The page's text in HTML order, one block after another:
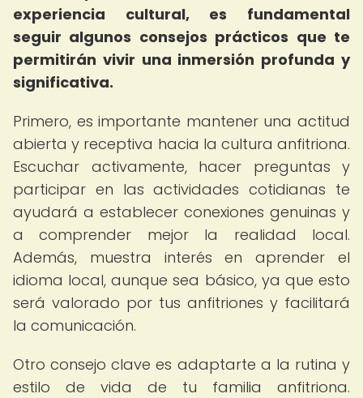
experiencia cultural, es fundamental
seguir algunos consejos prácticos que te
permitirán vivir una inmersión profunda y
significativa.
Primero, es importante mantener una actitud
abierta y receptiva hacia la cultura anfitriona.
Escuchar activamente, hacer preguntas y
participar en las actividades cotidianas te
ayudará a establecer conexiones genuinas y
a comprender mejor la realidad local.
Además, muestra interés en aprender el
idioma local, aunque sea básico, ya que esto
será valorado por tus anfitriones y facilitará
la comunicación.
Otro consejo clave es adaptarte a la rutina y
estilo de vida de tu familia anfitriona.